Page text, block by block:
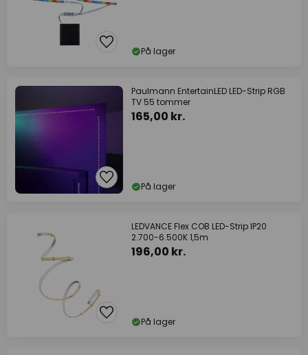
På lager
Paulmann EntertainLED LED-Strip RGB
TV 55 tommer
165,00 kr.
På lager
LEDVANCE Flex COB LED-Strip IP20
2.700-6.500K 1,5m
196,00 kr.
På lager